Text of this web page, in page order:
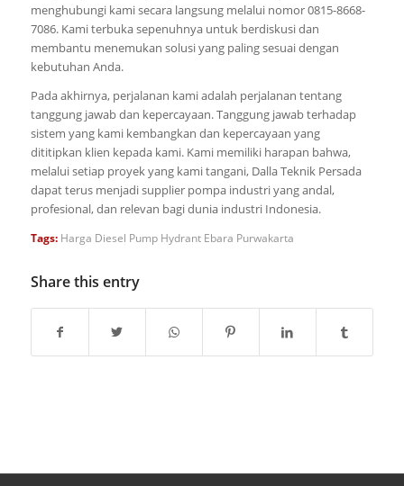
menghubungi kami secara langsung melalui nomor 0815-8668-
7086. Kami terbuka sepenuhnya untuk berdiskusi dan
membantu menemukan solusi yang paling sesuai dengan
kebutuhan Anda.
Pada akhirnya, perjalanan kami adalah perjalanan tentang
tanggung jawab dan kepercayaan. Tanggung jawab terhadap
sistem yang kami kembangkan dan kepercayaan yang
dititipkan klien kepada kami. Kami memiliki harapan bahwa,
melalui setiap proyek yang kami tangani, Dalla Teknik Persada
dapat terus menjadi supplier pompa industri yang andal,
profesional, dan relevan bagi dunia industri Indonesia.
Tags: Harga Diesel Pump Hydrant Ebara Purwakarta
Share this entry